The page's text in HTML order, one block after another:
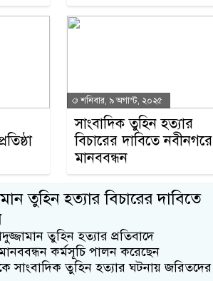
শনিবার, ৯ অগাস্ট, ২০২৫
সাংবাদিক তুহিন হত্যার
বিচারের দাবিতে নবীনগরে
মানববন্ধন
তুহিন হত্যার বিচারের দাবিতে
তুহিন হত্যার প্রতিবাদে
মানববন্ধন কর্মসূচি পালন করেছেন
সাংবাদিক তুহিন হত্যার ঘটনায় জরিতদের